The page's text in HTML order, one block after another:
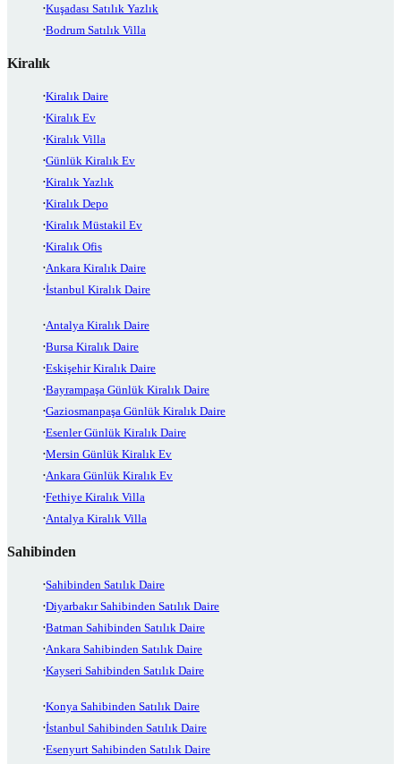
Kuşadası Satılık Yazlık
Bodrum Satılık Villa
Kiralık
Kiralık Daire
Kiralık Ev
Kiralık Villa
Günlük Kiralık Ev
Kiralık Yazlık
Kiralık Depo
Kiralık Müstakil Ev
Kiralık Ofis
Ankara Kiralık Daire
İstanbul Kiralık Daire
Antalya Kiralık Daire
Bursa Kiralık Daire
Eskişehir Kiralık Daire
Bayrampaşa Günlük Kiralık Daire
Gaziosmanpaşa Günlük Kiralık Daire
Esenler Günlük Kiralık Daire
Mersin Günlük Kiralık Ev
Ankara Günlük Kiralık Ev
Fethiye Kiralık Villa
Antalya Kiralık Villa
Sahibinden
Sahibinden Satılık Daire
Diyarbakır Sahibinden Satılık Daire
Batman Sahibinden Satılık Daire
Ankara Sahibinden Satılık Daire
Kayseri Sahibinden Satılık Daire
Konya Sahibinden Satılık Daire
İstanbul Sahibinden Satılık Daire
Esenyurt Sahibinden Satılık Daire